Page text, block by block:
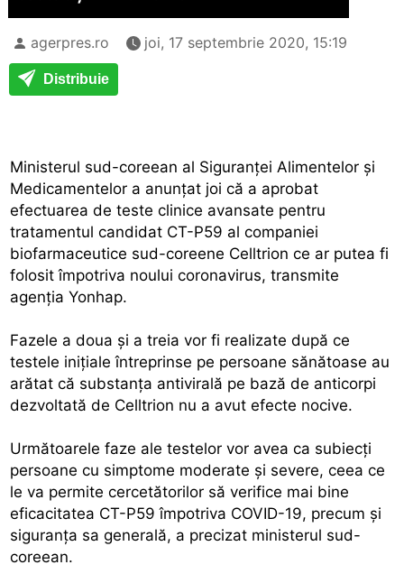
agerpres.ro joi, 17 septembrie 2020, 15:19
Distribuie
Ministerul sud-coreean al Siguranţei Alimentelor şi
Medicamentelor a anunţat joi că a aprobat
efectuarea de teste clinice avansate pentru
tratamentul candidat CT-P59 al companiei
biofarmaceutice sud-coreene Celltrion ce ar putea fi
folosit împotriva noului coronavirus, transmite
agenţia Yonhap.
Fazele a doua şi a treia vor fi realizate după ce
testele iniţiale întreprinse pe persoane sănătoase au
arătat că substanţa antivirală pe bază de anticorpi
dezvoltată de Celltrion nu a avut efecte nocive.
Următoarele faze ale testelor vor avea ca subiecţi
persoane cu simptome moderate şi severe, ceea ce
le va permite cercetătorilor să verifice mai bine
eficacitatea CT-P59 împotriva COVID-19, precum şi
siguranţa sa generală, a precizat ministerul sud-
coreean.